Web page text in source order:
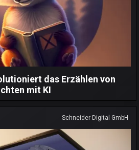
das Erzählen von
mit KI
Schneider Digital GmbH